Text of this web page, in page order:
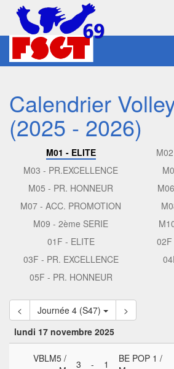
Calendrier
(2025 - 2026)
M01 - ELITE
M03 - PR.EXCELLENCE
M05 - PR. HONNEUR
M07 - ACC. PROMOTION
M09 - 2ème SERIE
01F - ELITE
02F
03F - PR. EXCELLENCE
05F - PR. HONNEUR
< Journée 4 (S47)
>
lundi 17 novembre 2025
VBLM5 /
3 - 1
BE POP 1 /